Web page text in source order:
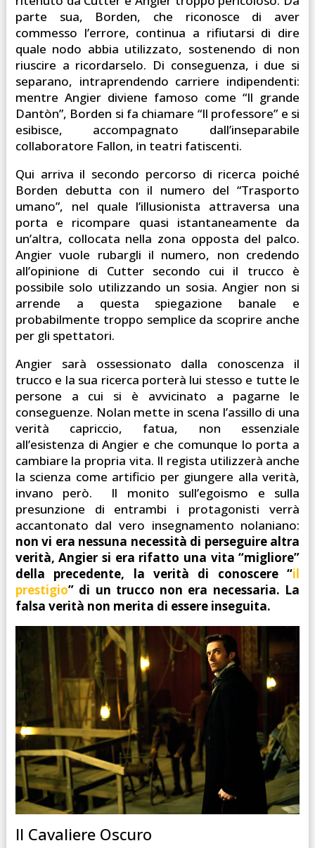
parte sua, Borden, che riconosce di aver
commesso l’errore, continua a rifiutarsi di dire
quale nodo abbia utilizzato, sostenendo di non
riuscire a ricordarselo. Di conseguenza, i due si
separano, intraprendendo carriere indipendenti:
mentre Angier diviene famoso come “Il grande
Dantòn”, Borden si fa chiamare “Il professore” e si
esibisce, accompagnato dall’inseparabile
collaboratore Fallon, in teatri fatiscenti.
Qui arriva il secondo percorso di ricerca poiché
Borden debutta con il numero del “Trasporto
umano”, nel quale l’illusionista attraversa una
porta e ricompare quasi istantaneamente da
un’altra, collocata nella zona opposta del palco.
Angier vuole rubargli il numero, non credendo
all’opinione di Cutter secondo cui il trucco è
possibile solo utilizzando un sosia. Angier non si
arrende a questa spiegazione banale e
probabilmente troppo semplice da scoprire anche
per gli spettatori.
Angier sarà ossessionato dalla conoscenza il
trucco e la sua ricerca porterà lui stesso e tutte le
persone a cui si è avvicinato a pagarne le
conseguenze. Nolan mette in scena l’assillo di una
verità capriccio, fatua, non essenziale
all’esistenza di Angier e che comunque lo porta a
cambiare la propria vita. Il regista utilizzerà anche
la scienza come artificio per giungere alla verità,
invano però. Il monito sull’egoismo e sulla
presunzione di entrambi i protagonisti verrà
accantonato dal vero insegnamento nolaniano:
non vi era nessuna necessità di perseguire altra
verità, Angier si era rifatto una vita “migliore”
della precedente, la verità di conoscere “il
prestigio” di un trucco non era necessaria. La
falsa verità non merita di essere inseguita.
Il Cavaliere Oscuro